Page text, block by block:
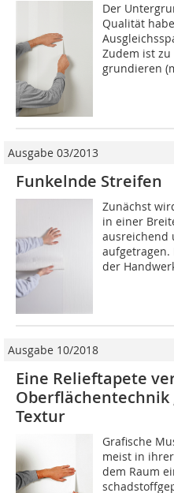
Der
Qualität
Zudem ist
grundieren
Ausgabe 03/2013
Funkelnde Streifen
Zunächst
in einer
ausreichend
aufgetragen.
der
Ausgabe 10/2018
Eine Relieftapete
Oberflächentechnik
Textur
Grafische
meist in
dem Raum